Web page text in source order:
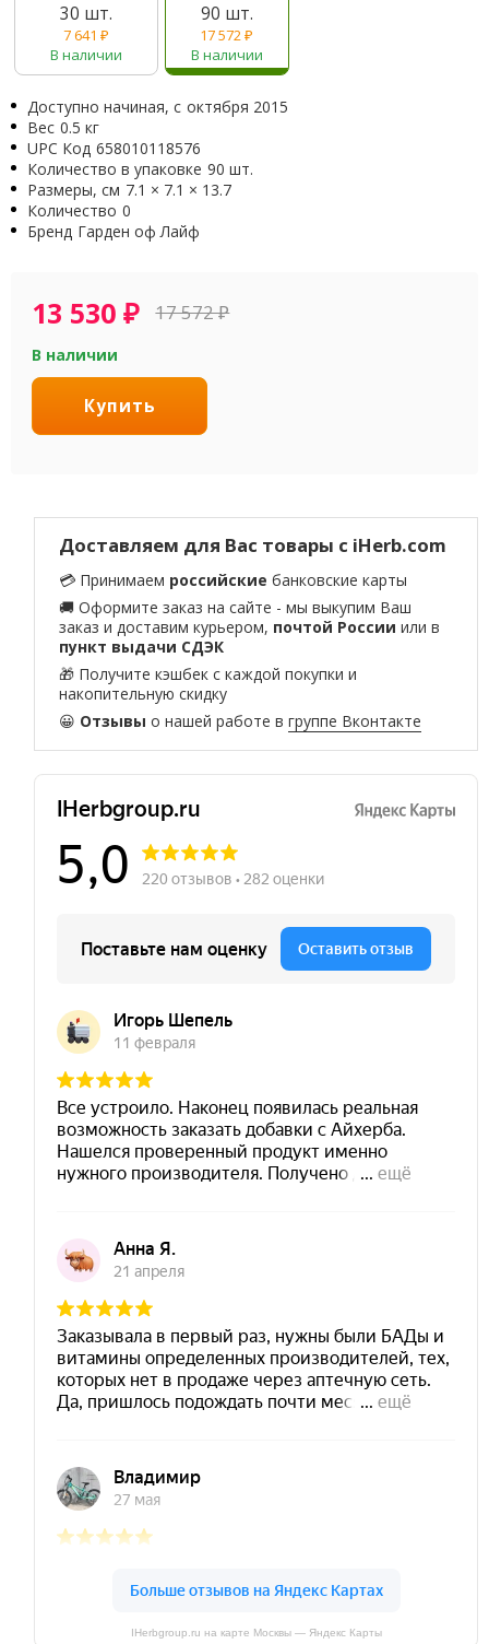
30 шт.
7 641 ₽
В наличии
90 шт.
17 572₽
В наличии
Доступно начиная, с октября 2015
Вес 0.5 кг
UPC Код 658010118576
Количество в упаковке 90 шт.
Размеры, см 7.1 × 7.1 × 13.7
Количество 0
Бренд Гарден оф Лайф
13 530₽ 17 572₽
В наличии
Купить
Доставляем для Вас товары с iHerb.com
💳 Принимаем российские банковские карты
🚚 Оформите заказ на сайте - мы выкупим Ваш
заказ и доставим курьером, почтой России или в
пункт выдачи СДЭК
🎁 Получите кэшбек с каждой покупки и
накопительную скидку
😀 Отзывы о нашей работе вгруппе Вконтакте
IHerbgroup.ru на карте Москвы — Яндекс Карты